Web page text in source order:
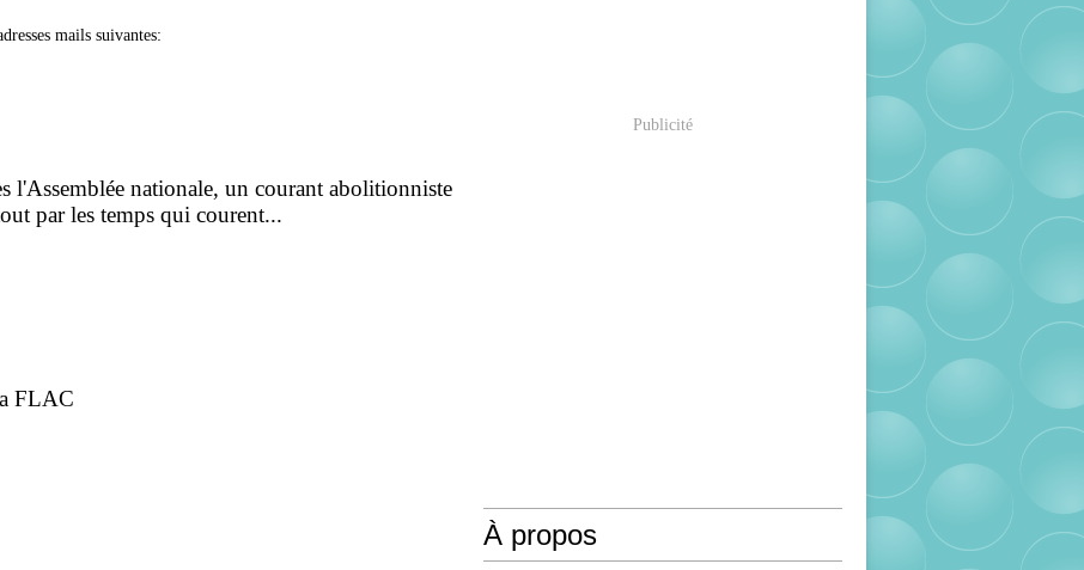
mails suivantes:
l'Assemblée nationale, un courant abolitionniste
par les temps qui courent...
FLAC
Publicité
À propos